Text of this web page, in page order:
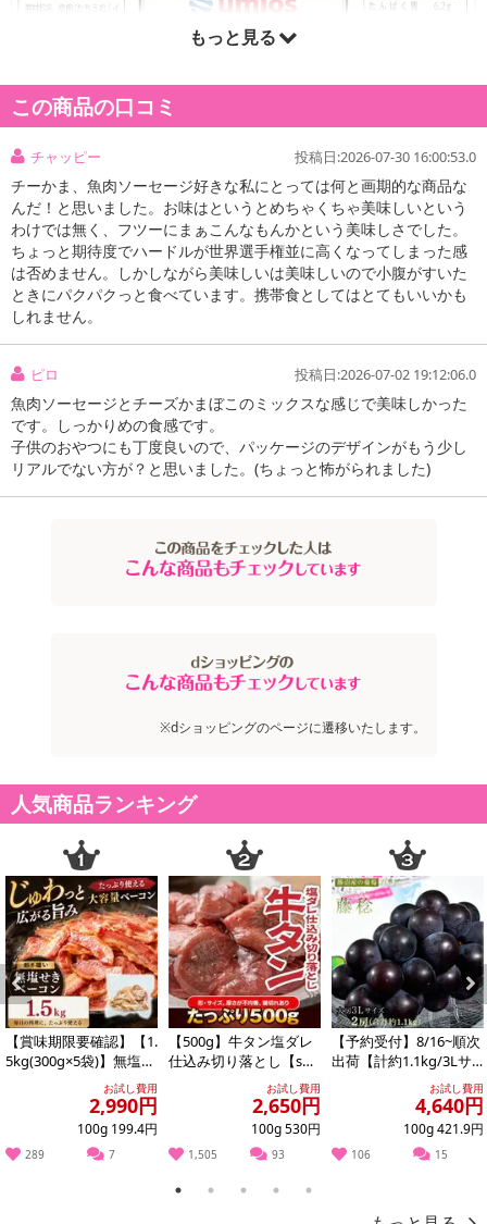
お申込みの際は 「商品情報」に記載されている「注意事項」を
必ずご確認ください。
【キャンセルについて】
記載されている内容を必ずご確認いただき、お届けする商品セット
にご納得いただきましたうえでお申し込みください。
※パッケージ変更や商品リニューアル(成分など含む)等により、参考
の掲載画像や画像内のバーコードなど、お届け商品と多少異なる場
合がございます。
また、[新たな加工食品の原料原産地表示制度]の経過措置期間の終
了により、商品詳細内に記載の原産国・原材料の表記が旧表記の場
合がございます。
あらかじめご了承いただいた上でお申込みください。なお、本理由
によるお申込み後のキャンセル・返品交換は対応いたしかねます。
【お支払いについて】
※送料はお試し費用に含まれております。
※お支払い方法は、電話料金合算払い、クレジットカード、dポイン
トの利用となります。
もっと見る
この商品の口コミ
チャッピー 投稿日:2026-07-30 16:00:53.0
チーかま、魚肉ソーセージ好きな私にとっては何と画期的な商品な
んだ！と思いました。お味はというとめちゃくちゃ美味しいという
わけでは無く、フツーにまぁこんなもんかという美味しさでした。
ちょっと期待度でハードルが世界選手権並に高くなってしまった感
は否めません。しかしながら美味しいは美味しいので小腹がすいた
ときにパクパクっと食べています。携帯食としてはとてもいいかも
しれません。
ピロ 投稿日:2026-07-02 19:12:06.0
魚肉ソーセージとチーズかまぼこのミックスな感じで美味しかった
です。しっかりめの食感です。
子供のおやつにも丁度良いので、パッケージのデザインがもう少し
リアルでない方が？と思いました。(ちょっと怖がられました)
※dショッピングのページに遷移いたします。
人気商品ランキング
Previous
【賞味期限要確認】【1.
5kg(300g×5袋)】無塩せ
きベーコン 【形不揃お試し費用
2,990円
100g 199.4円
289 7
【500g】牛タン塩ダレ
仕込み切り落とし【s
お試し費用
2,650円
100g 530円
1,505 93
【予約受付】8/16~順次
出荷【計約1.1kg/3Lサ
イズ×2房】藤稔（ふじ
お試し費用
4,640円
100g 421.9円
106 15
Next
1 2 3 4 5